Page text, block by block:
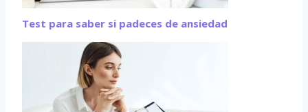
Test para saber si padeces de ansiedad